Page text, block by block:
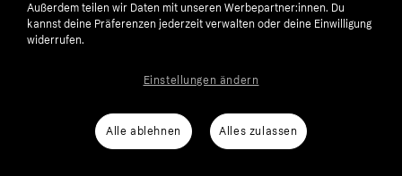
Beliebte Suchen in Kindersitze fürs
Britax Kidfix Britax Römer Kindersitz
Britax Kidfix Pro Cybex Solution T I Fix Plus
Außerdem teilen wir Daten mit unseren Werbepartner:innen. Du
kannst deine Präferenzen jederzeit verwalten oder deine Einwilligung
widerrufen.
Alle ablehnen Alles zulassen
Einstellungen ändern